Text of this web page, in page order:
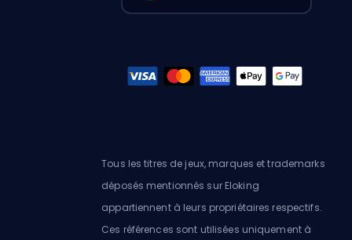
Tous les titres de jeux, marques et trademarks
déposés mentionnés sur Eloking
appartiennent à leurs propriétaires respectifs.
Ces références sont utilisées uniquement à